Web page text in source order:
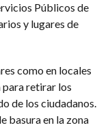
Públicos de
y lugares de
como en locales
para retirar los
de los ciudadanos.
basura en la zona